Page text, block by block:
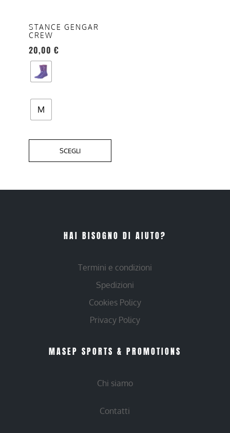
STANCE GENGAR
CREW
20,00 €
M
SCEGLI
opzioni
possono
essere
scelte
nella
del
HAI BISOGNO DI AIUTO?
Termini e condizioni
Spedizioni
Cookies Policy
Privacy Policy
MASEP SPORTS & PROMOTIONS
Chi siamo
Contatti